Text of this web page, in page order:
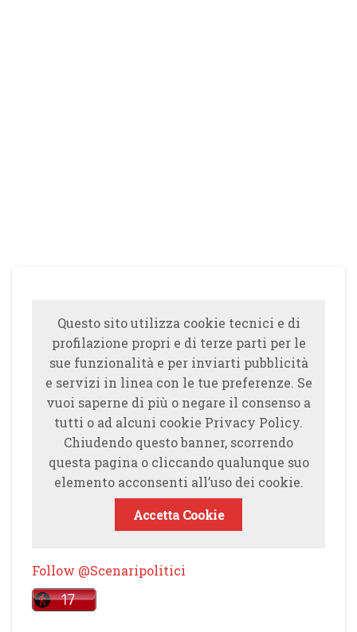
Questo sito utilizza cookie tecnici e di
profilazione propri e di terze parti per le
sue funzionalità e per inviarti pubblicità
e servizi in linea con le tue preferenze. Se
vuoi saperne di più o negare il consenso a
tutti o ad alcuni cookie Privacy Policy.
Chiudendo questo banner, scorrendo
questa pagina o cliccando qualunque suo
elemento acconsenti all’uso dei cookie.
Accetta Cookie
Follow @Scenaripolitici